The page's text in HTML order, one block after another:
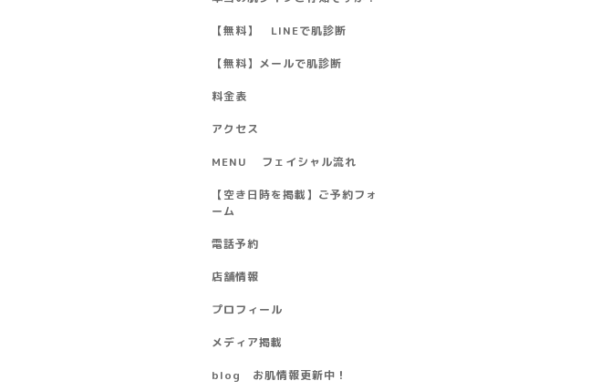
【無料】 LINEで肌診断
【無料】メールで肌診断
料金表
アクセス
MENU フェイシャル流れ
【空き日時を掲載】ご予約フォ
ーム
電話予約
店舗情報
プロフィール
メディア掲載
blog お肌情報更新中！